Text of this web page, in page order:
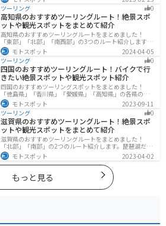
で、飽きることなくツーリングを堪能できます。バイク
で三重県にツーリングに行く際は参考にしてください。
ツーリング
0
高知県のおすすめツーリングルート！絶景スポ
ットや観光スポットをまとめて紹介
高知県のおすすめツーリングルートをまとめました！
「東部」「北部」「南西部」の3つのルート紹介します。
山と海どちらも楽しめるスポットが多数あり、様々な楽
しみ方ができます。バイクで高知県にツーリングに行く
際は参考にしてください。
モトスポット
2024-04-05
ツーリング
0
四国のおすすめツーリングルート！バイクで行
きたい絶景スポットや観光スポット紹介
四国のおすすめツーリングスポットをまとめました！
「徳島県」「香川県」「愛媛県」「高知県」の各県の観
光地紹介します。自然豊かな山々や湖、温泉地が点在
し、四季折々の景色を楽しめるスポットが多数ありま
す。バイクで四国にツーリングに行く際は参考にしてく
ださい。
モトスポット
2023-09-11
ツーリング
0
滋賀県のおすすめツーリングルート！絶景スポ
ットや観光スポットをまとめて紹介
滋賀県のおすすめツーリングルートをまとめました！
「北部」「南部」の2つのルート紹介します。琵琶湖だけ
でなく、比叡山ドライブウェイなどの山を楽しめるスポ
ットも多数あります。バイクで滋賀県にツーリングに行
く際は参考にしてください。
モトスポット 2023-04-02
もっと見る